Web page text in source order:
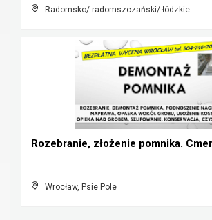
Radomsko/ radomszczański/ łódzkie
Wrocław, Psie Pole